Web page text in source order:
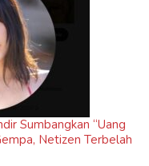
Sumbangkan “Uang
Netizen Terbelah